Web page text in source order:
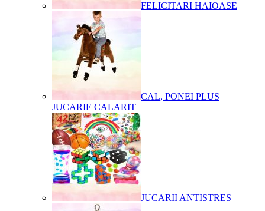
FELICITARI HAIOASE
CAL, PONEI PLUS
JUCARIE CALARIT
JUCARII ANTISTRES